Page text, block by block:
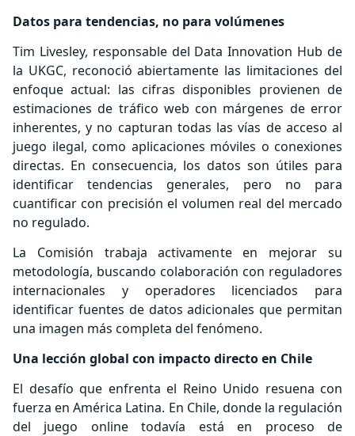
Datos para tendencias, no para volúmenes
Tim Livesley, responsable del Data Innovation Hub de
la UKGC, reconoció abiertamente las limitaciones del
enfoque actual: las cifras disponibles provienen de
estimaciones de tráfico web con márgenes de error
inherentes, y no capturan todas las vías de acceso al
juego ilegal, como aplicaciones móviles o conexiones
directas. En consecuencia, los datos son útiles para
identificar tendencias generales, pero no para
cuantificar con precisión el volumen real del mercado
no regulado.
La Comisión trabaja activamente en mejorar su
metodología, buscando colaboración con reguladores
internacionales y operadores licenciados para
identificar fuentes de datos adicionales que permitan
una imagen más completa del fenómeno.
Una lección global con impacto directo en Chile
El desafío que enfrenta el Reino Unido resuena con
fuerza en América Latina. En Chile, donde la regulación
del juego online todavía está en proceso de